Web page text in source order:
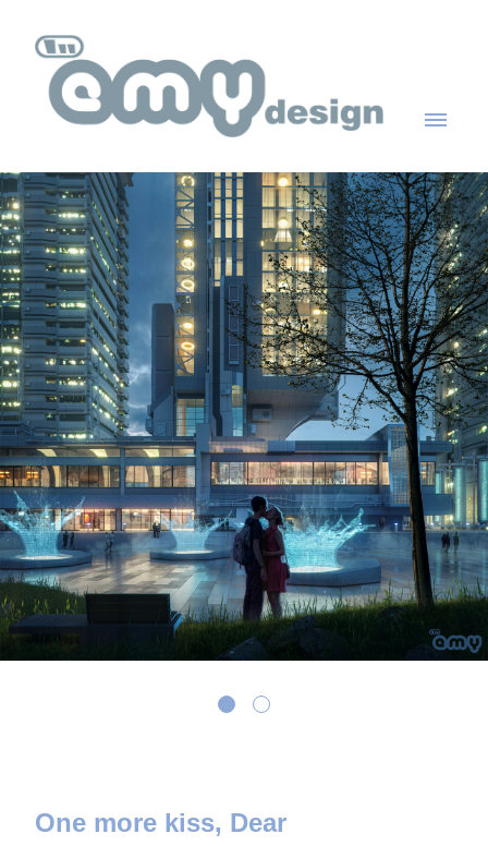
One more kiss, Dear